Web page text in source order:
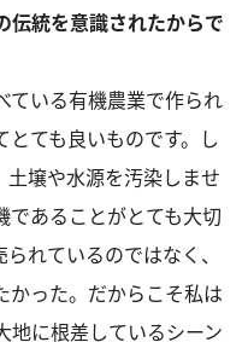
伝統を意識されたからで
いる有機農業で作られ
ても良いものです。し
土壌や水源を汚染しませ
であることがとても大切
れているのではなく、
かった。だからこそ私は
地に根差しているシーン